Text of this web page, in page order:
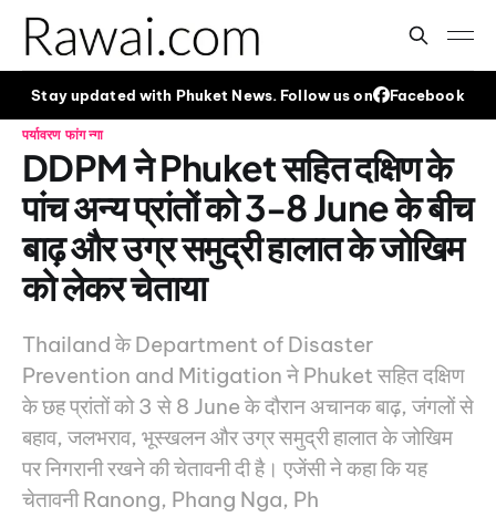
Stay updated with Phuket News. Follow us on Facebook
पर्यावरण फांग न्गा
DDPM ने Phuket सहित दक्षिण के
पांच अन्य प्रांतों को 3-8 June के बीच
बाढ़ और उग्र समुद्री हालात के जोखिम
को लेकर चेताया
Thailand के Department of Disaster
Prevention and Mitigation ने Phuket सहित दक्षिण
के छह प्रांतों को 3 से 8 June के दौरान अचानक बाढ़, जंगलों से
बहाव, जलभराव, भूस्खलन और उग्र समुद्री हालात के जोखिम
पर निगरानी रखने की चेतावनी दी है। एजेंसी ने कहा कि यह
चेतावनी Ranong, Phang Nga, Ph